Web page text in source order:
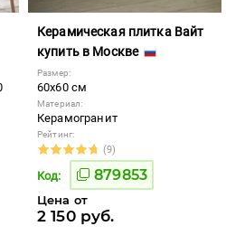
Керамическая плитка Вайт
купить в Москве
Размер:
60x60 см
Материал:
Керамогранит
Рейтинг:
(9)
Код: 879853
Цена от
2 150 руб.